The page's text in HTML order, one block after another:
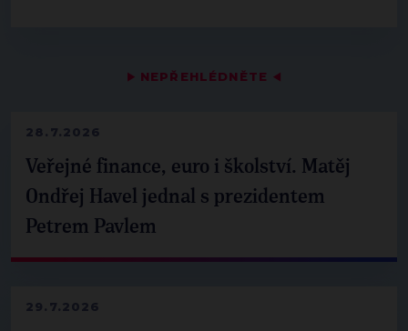
▶ NEPŘEHLÉDNĚTE ◀
28.7.2026
Veřejné finance, euro i školství. Matěj
Ondřej Havel jednal s prezidentem
Petrem Pavlem
29.7.2026